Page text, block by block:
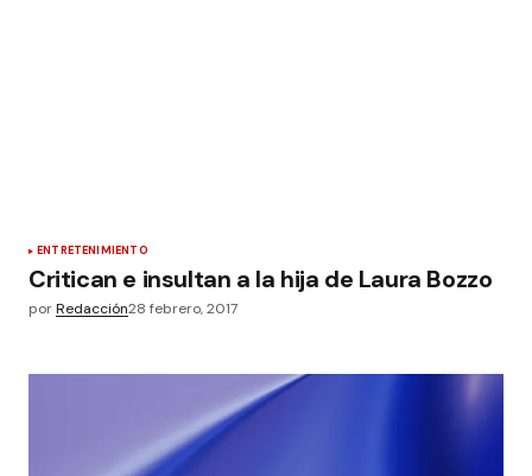
ENTRETENIMIENTO
Critican e insultan a la hija de Laura Bozzo
porRedacción28 febrero, 2017